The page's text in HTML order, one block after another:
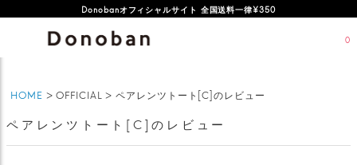
Donobanオフィシャルサイト 全国送料一律¥350
0
HOME OFFICIAL ペアレンツトート[C]のレビュー
ペアレンツトート[C]のレビュー